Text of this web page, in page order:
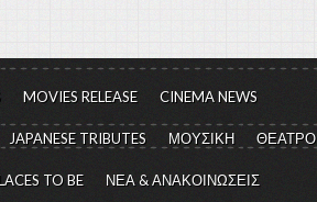
MOVIES RELEASE CINEMA NEWS
JAPANESE TRIBUTES ΜΟΥΣΙΚΗ ΘΕΑΤΡΟ
TO BE ΝΕΑ & ΑΝΑΚΟΙΝΩΣΕΙΣ